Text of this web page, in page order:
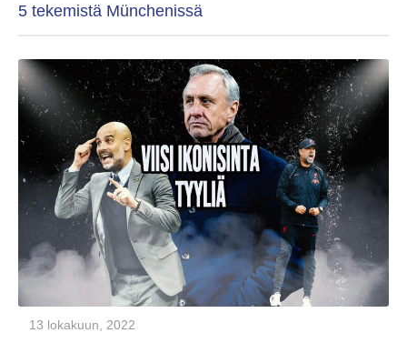
5 tekemistä Münchenissä
13 lokakuun, 2022